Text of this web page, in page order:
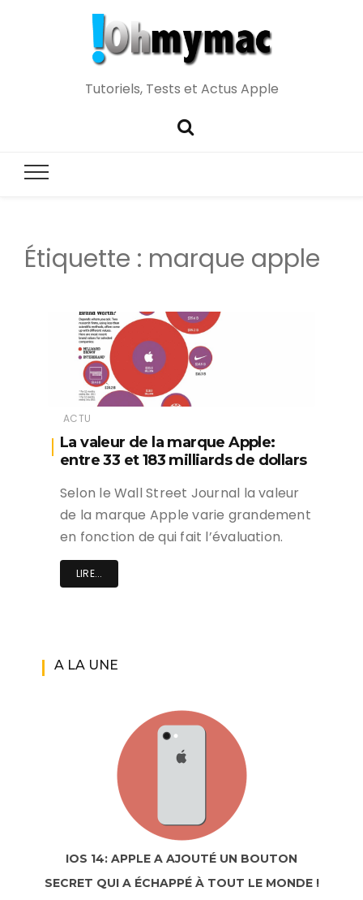
Tutoriels, Tests et Actus Apple
Étiquette : marque apple
ACTU
La valeur de la marque Apple:
entre 33 et 183 milliards de dollars
Selon le Wall Street Journal la valeur
de la marque Apple varie grandement
en fonction de qui fait l’évaluation.
LIRE...
A LA UNE
IOS 14: APPLE A AJOUTÉ UN BOUTON
SECRET QUI A ÉCHAPPÉ À TOUT LE MONDE !